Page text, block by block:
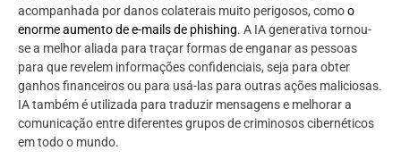
acompanhada por danos colaterais muito perigosos, comoo
enorme aumento de e-mails de phishing. A IA generativa tornou-
se a melhor aliada para traçar formas de enganar as pessoas
para que revelem informações confidenciais, seja para obter
ganhos financeiros ou para usá-las para outras ações maliciosas.
IA também é utilizada para traduzir mensagens e melhorar a
comunicação entre diferentes grupos de criminosos cibernéticos
em todo o mundo.